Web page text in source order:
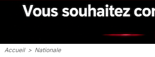
Accueil > Nationale